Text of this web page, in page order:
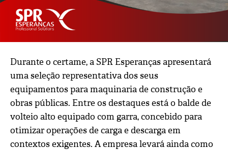
Durante o certame, a SPR Esperanças apresentará
uma seleção representativa dos seus
equipamentos para maquinaria de construção e
obras públicas. Entre os destaques está o balde de
volteio alto equipado com garra, concebido para
otimizar operações de carga e descarga em
contextos exigentes. A empresa levará ainda como